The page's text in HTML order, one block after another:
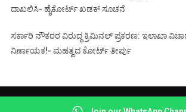
ದಾಖಲಿಸಿ- ಹೈಕೋರ್ಟ್‌ ಖಡಕ್ ಸೂಚನೆ
ಸರ್ಕಾರಿ ನೌಕರರ ವಿರುದ್ಧ ಕ್ರಿಮಿನಲ್ ಪ್ರಕರಣ: ಇಲಾಖಾ
ನಿರ್ಣಾಯಕ!- ಮಹತ್ವದ ಕೋರ್ಟ್ ತೀರ್ಪು
© Copyright 2021 -COURT BEAT